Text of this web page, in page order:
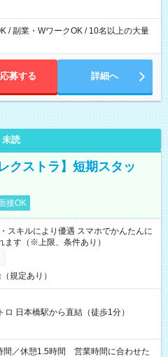
/ 副業・WワークOK / 10名以上の大量
応募する 詳細へ
未読
クストラ】短期スタッ
接OK
キルにより優遇 スマホでかんたんに
ます（※上限、条件あり）
規定あり）
日本橋駅から直結（徒歩1分）